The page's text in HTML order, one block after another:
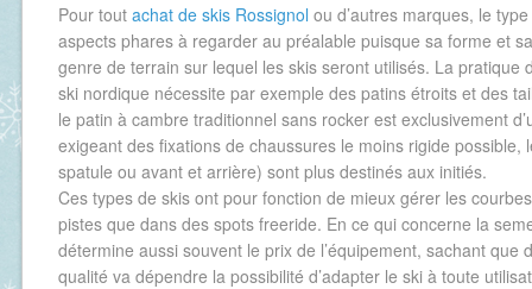
Pour tout achat de skis Rossignol ou d’autres marques, le
aspects phares à regarder au préalable puisque sa forme et
genre de terrain sur lequel les skis seront utilisés. La pratique
ski nordique nécessite par exemple des patins étroits et des
le patin à cambre traditionnel sans rocker est exclusivement
exigeant des fixations de chaussures le moins rigide possible,
spatule ou avant et arrière) sont plus destinés aux initiés.
Ces types de skis ont pour fonction de mieux gérer les
pistes que dans des spots freeride. En ce qui concerne la
détermine aussi souvent le prix de l’équipement, sachant que
qualité va dépendre la possibilité d’adapter le ski à toute